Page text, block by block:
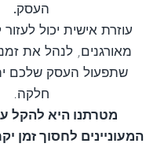
העסק.
עוזרת אישית יכול
מאורגנים, לנהל את
שתפעול העסק שלכם
חלקה.
מטרתנו היא להקל
המעוניינים לחסוך זמן